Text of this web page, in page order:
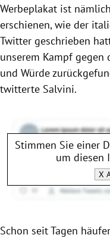
Werbeplakat ist
erschienen, wie der
Twitter geschrieben
unserem Kampf gegen
und Würde
twitterte Salvini.
Stimmen Sie einer
um diesen
X
Schon seit Tagen